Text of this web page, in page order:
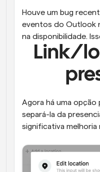
Houve um bug
eventos do Outlook
na disponibilidade.
Link/
Agora há uma opção
separá-la da
significativa melhoria